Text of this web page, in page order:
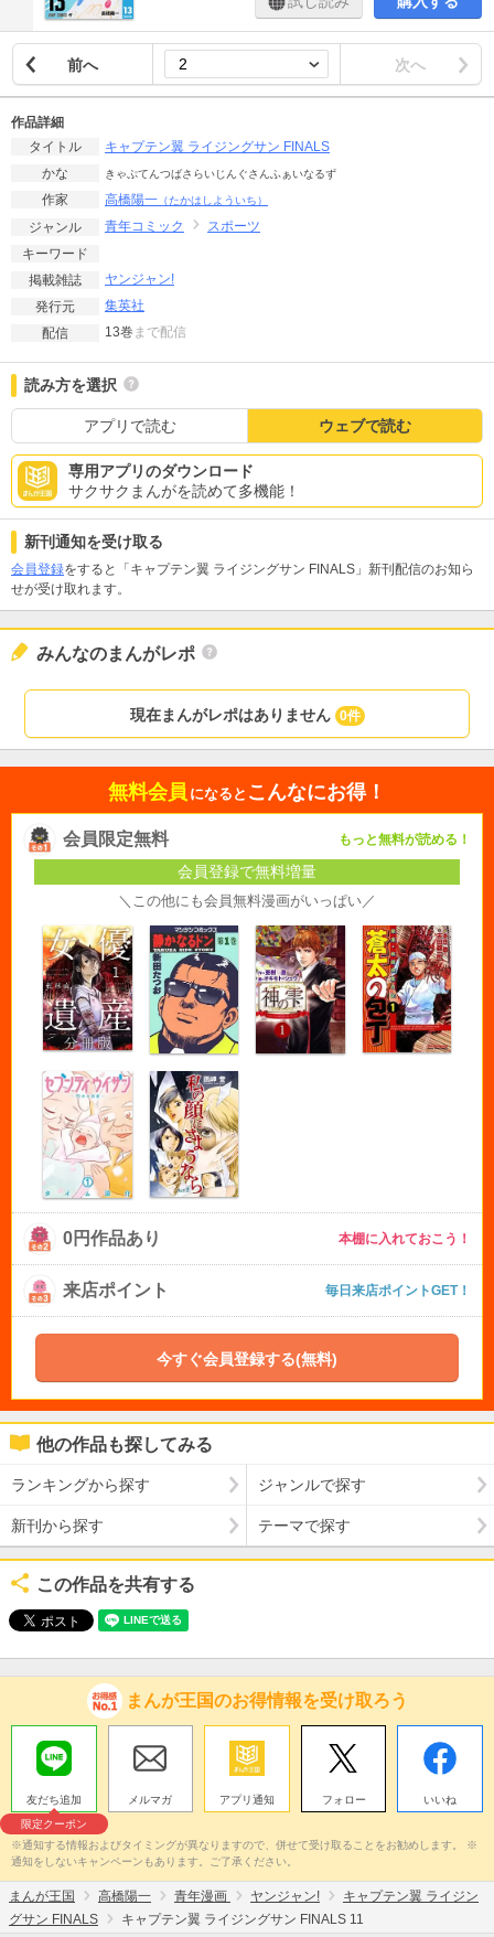
前へ 次へ
作品詳細
タイトル
キャプテン翼 ライジングサン FINALS
かな
きゃぷてんつばさらいじんぐさんふぁいなるず
作家 高橋陽一 （たかはしよういち）
ジャンル 青年コミック
スポーツ
キーワード
掲載雑誌
ヤンジャン!
発行元
集英社
配信
13巻 まで配信
読み方を選択
アプリで読む ウェブで読む
専用アプリのダウンロード
サクサクまんがを読めて多機能！
新刊通知を受け取る
会員登録をすると「キャプテン翼 ライジングサン FINALS」新刊配信のお知ら
せが受け取れます。
みんなのまんがレポ
現在まんがレポはありません 0件
無料会員 になると こんなにお得！
会員限定無料 もっと無料が読める！
会員登録で無料増量
＼この他にも会員無料漫画がいっぱい／
0円作品あり 本棚に入れておこう！
来店ポイント 毎日来店ポイントGET！
今すぐ会員登録する(無料)
他の作品も探してみる
ランキングから探す ジャンルで探す
新刊から探す テーマで探す
この作品を共有する
まんが王国のお得情報を受け取ろう
友だち追加
限定クーポン
メルマガ アプリ通知 フォロー いいね
※通知する情報およびタイミングが異なりますので、併せて受け取ることをお勧めします。 ※
通知をしないキャンペーンもあります。ご了承ください。
まんが王国 高橋陽一 青年漫画 ヤンジャン!
キャプテン翼 ライジン
グサン FINALS
キャプテン翼 ライジングサン FINALS 11